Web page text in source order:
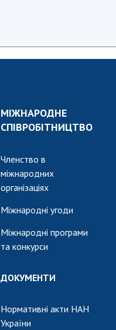
МІЖНАРОДНЕ
СПІВРОБІТНИЦТВО
Членство в
міжнародних
організаціях
Міжнародні угоди
Міжнародні програми
та конкурси
ДОКУМЕНТИ
Нормативні акти НАН
України